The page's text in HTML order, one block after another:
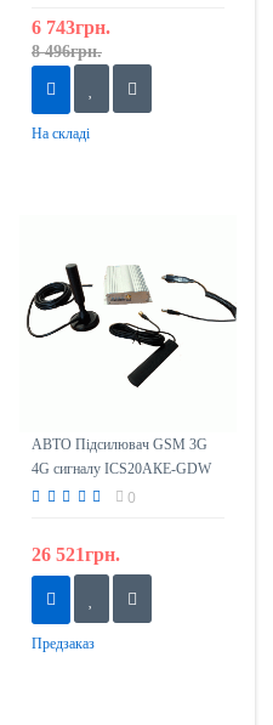
6 743грн.
8 496грн.
На складі
АВТО Підсилювач GSM 3G
4G сигналу ICS20АКЕ-GDW
(ретрансляція) 900/1800 /
0
26 521грн.
Предзаказ